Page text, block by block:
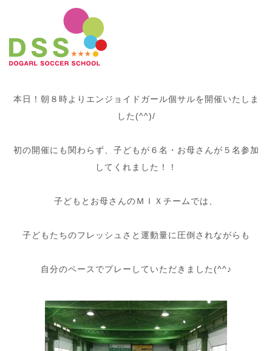
本日！朝８時よりエンジョイドガール個サルを開催いたしま
した(^^)/
初の開催にも関わらず、子どもが６名・お母さんが５名参加
してくれました！！
子どもとお母さんのＭＩＸチームでは、
子どもたちのフレッシュさと運動量に圧倒されながらも
自分のペースでプレーしていただきました(^^♪